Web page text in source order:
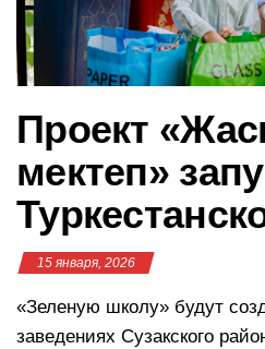
Проект
мектеп»
15 января, 2026
«Зеленую школу» будут
заведениях Сузакского